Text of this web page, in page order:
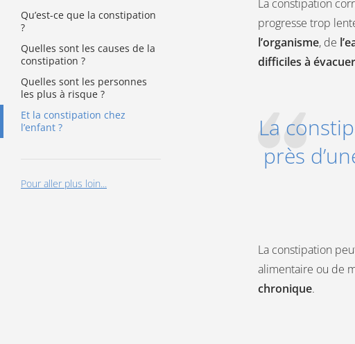
La constipation
progresse trop
l’organisme, de
difficiles à
La
près
La constipation
alimentaire ou de
chronique.
Qu’est-ce que la constipation
?
Quelles sont les causes de la
constipation ?
Quelles sont les personnes
les plus à risque ?
Et la constipation chez
l’enfant ?
Pour aller plus loin...